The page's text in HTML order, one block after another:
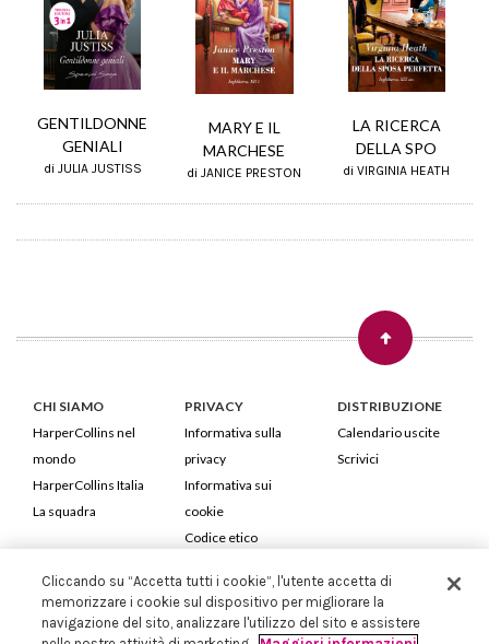
GENTILDONNE
GENIALI
di JULIA JUSTISS
MARY E IL
MARCHESE
di JANICE PRESTON
LA RICERCA
DELLA SPO
di VIRGINIA HEATH
CHI SIAMO
HarperCollins nel
mondo
HarperCollins Italia
La squadra
PRIVACY
Informativa sulla
privacy
Informativa sui
cookie
Codice etico
DISTRIBUZIONE
Calendario uscite
Scrivici
HarperCollins Italia S.p.A. Viale Monte Nero, 84 - 20135 Milano
Cod. Fiscale e P.IVA 05946780151 - Capitale Sociale 258.250 €
Cliccando su “Accetta tutti i cookie”, l'utente accetta di
memorizzare i cookie sul dispositivo per migliorare la
navigazione del sito, analizzare l'utilizzo del sito e assistere